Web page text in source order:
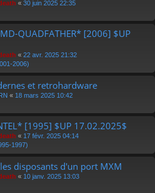
« 30 juin 2025 22:35
QUADFATHER* [2006] $UP
« 22 avr. 2025 21:32
2006)
et retrohardware
« 18 mars 2025 10:42
[1995] $UP 17.02.2025$
« 17 févr. 2025 04:14
1997)
disposants d'un port MXM
« 10 janv. 2025 13:03